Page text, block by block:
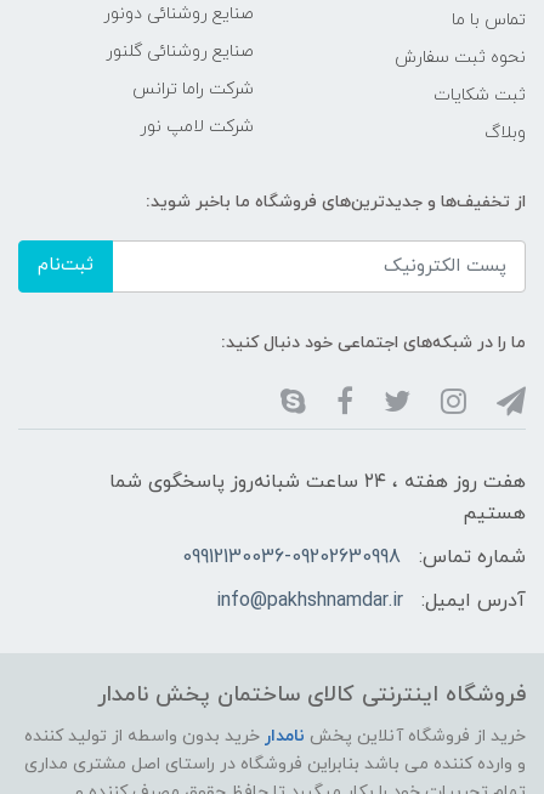
تماس با ما
نحوه ثبت سفارش
ثبت شکایات
وبلاگ
صنایع روشنائی دونور
صنایع روشنائی گلنور
شرکت راما ترانس
شرکت لامپ نور
از تخفیف‌ها و جدیدترین‌های فروشگاه ما باخبر شوید:
ثبت‌نام
ما را در شبکه‌های اجتماعی خود دنبال کنید:
هفت روز هفته ، ۲۴ ساعت شبانه‌روز پاسخگوی شما
هستیم
شماره تماس:
09912130036-09202630998
آدرس ایمیل:
info@pakhshnamdar.ir
فروشگاه اینترنتی کالای ساختمان پخش نامدار
خرید از فروشگاه آنلاین پخش نامدار خرید بدون واسطه از تولید کننده
و وارده کننده می باشد بنابراین فروشگاه در راستای اصل مشتری مداری